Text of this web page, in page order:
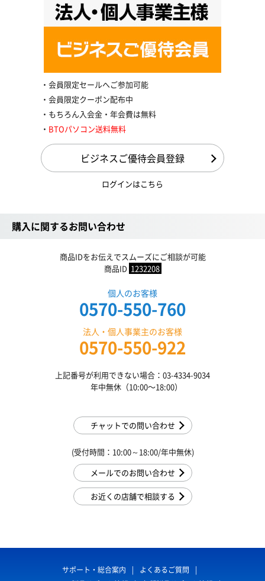
会員限定セールへご参加可能
会員限定クーポン配布中
もちろん入会金・年会費は無料
BTOパソコン送料無料
ビジネスご優待会員登録
ログインはこちら
購入に関するお問い合わせ
商品IDをお伝えでスムーズにご相談が可能
商品ID 1232208
個人のお客様
0570-550-760
法人・個人事業主のお客様
0570-550-922
上記番号が利用できない場合：03-4334-9034
年中無休（10:00〜18:00）
チャットでの問い合わせ
(受付時間：10:00～18:00/年中無休)
メールでのお問い合わせ
お近くの店舗で相談する
サポート・総合案内
よくあるご質問